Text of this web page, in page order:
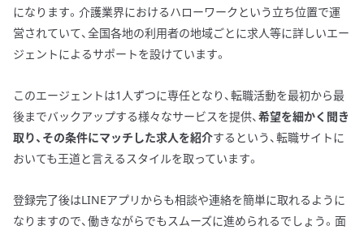
になります。介護業界におけるハローワークという立ち位置で運
営されていて、全国各地の利用者の地域ごとに求人等に詳しいエー
ジェントによるサポートを設けています。
このエージェントは1人ずつに専任となり、転職活動を最初から最
後までバックアップする様々なサービスを提供、希望を細かく聞き
取り、その条件にマッチした求人を紹介するという、転職サイトに
おいても王道と言えるスタイルを取っています。
登録完了後はLINEアプリからも相談や連絡を簡単に取れるように
なりますので、働きながらでもスムーズに進められるでしょう。面